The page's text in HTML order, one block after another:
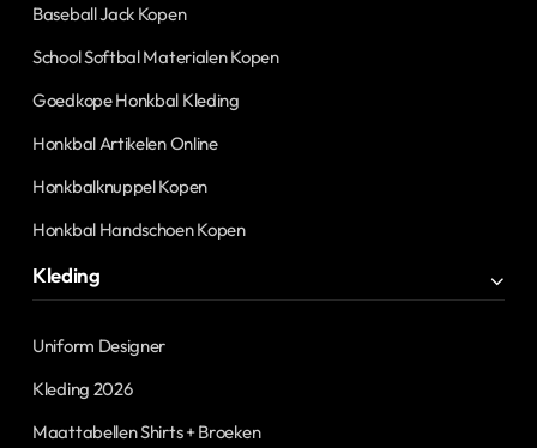
Baseball Jack Kopen
School Softbal Materialen Kopen
Goedkope Honkbal Kleding
Honkbal Artikelen Online
Honkbalknuppel Kopen
Honkbal Handschoen Kopen
Kleding
Uniform Designer
Kleding 2026
Maattabellen Shirts + Broeken